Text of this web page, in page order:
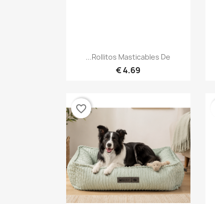
نظرة سريعة
Rollitos Masticables De...
4.69 €
favorite_border